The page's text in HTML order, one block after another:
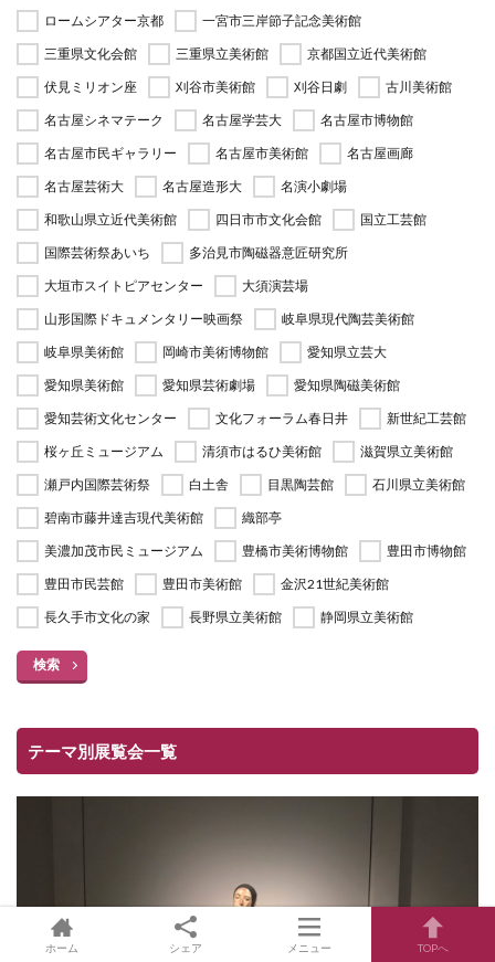
ロームシアター京都
一宮市三岸節子記念美術館
三重県文化会館
三重県立美術館
京都国立近代美術館
伏見ミリオン座
刈谷市美術館 刈谷日劇
古川美術館
名古屋シネマテーク
名古屋学芸大
名古屋市博物館
名古屋市民ギャラリー
名古屋市美術館
名古屋画廊
名古屋芸術大
名古屋造形大
名演小劇場
和歌山県立近代美術館
四日市市文化会館
国立工芸館
国際芸術祭あいち
多治見市陶磁器意匠研究所
大垣市スイトピアセンター
大須演芸場
山形国際ドキュメンタリー映画祭
岐阜県現代陶芸美術館
岐阜県美術館
岡崎市美術博物館
愛知県立芸大
愛知県美術館
愛知県芸術劇場
愛知県陶磁美術館
愛知芸術文化センター
文化フォーラム春日井
新世紀工芸館
桜ヶ丘ミュージアム
清須市はるひ美術館
滋賀県立美術館
瀬戸内国際芸術祭
白土舎 目黒陶芸館
石川県立美術館
碧南市藤井達吉現代美術館
織部亭
美濃加茂市民ミュージアム
豊橋市美術博物館
豊田市博物館
豊田市民芸館
豊田市美術館
金沢21世紀美術館
長久手市文化の家
長野県立美術館 静岡県立美術館
検索
テーマ別展覧会一覧
ホーム シェア メニュー TOPへ